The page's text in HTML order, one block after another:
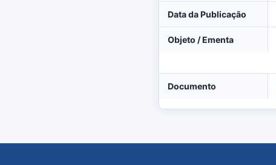
Data da Publicação
Objeto / Ementa
Documento